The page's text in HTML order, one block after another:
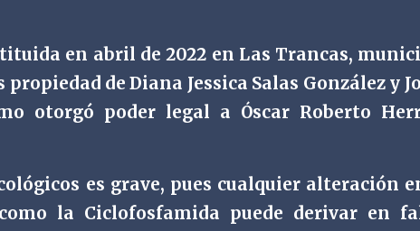
en abril de 2022 en Las Trancas,
de Diana Jessica Salas González y
otorgó poder legal a Óscar Roberto
es grave, pues cualquier alteración
la Ciclofosfamida puede derivar en